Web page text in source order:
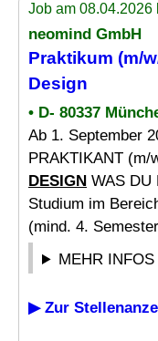
Job am 08.04.2026
neomind GmbH
Praktikum (m/
Design
• D- 80337
Ab 1. September
PRAKTIKANT (m/
DESIGN WAS DU
Studium im
(mind. 4.
MEHR
▶ Zur